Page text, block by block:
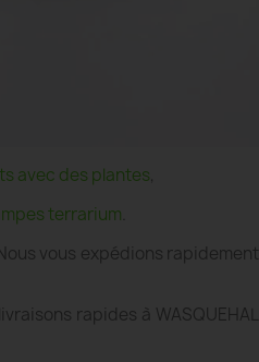
avec des plantes,
terrarium
vous expédions rapidement
rapides à WASQUEHAL